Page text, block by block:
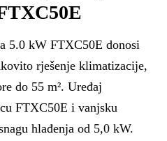
5.0 kW FTXC50E donosi
rješenje klimatizacije,
do 55 m². Uređaj
FTXC50E i vanjsku
hlađenja od 5,0 kW.